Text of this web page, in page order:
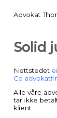
Advokat
Solid
Nettstedet
Co
Alle våre
tar ikke
klient.